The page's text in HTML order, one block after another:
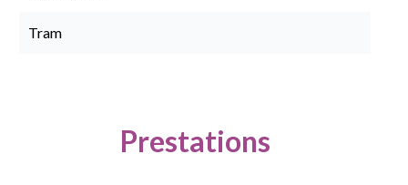
Tram
Prestations